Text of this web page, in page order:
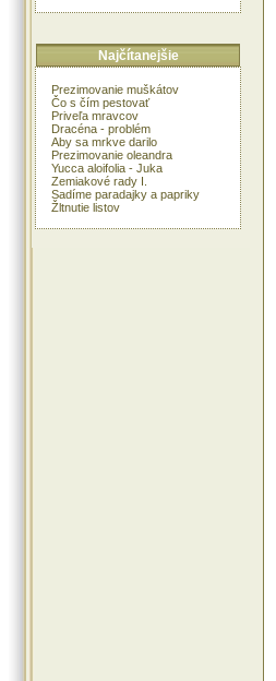
Najčítanejšie
Prezimovanie muškátov
Čo s čím pestovať
Priveľa mravcov
Dracéna - problém
Aby sa mrkve darilo
Prezimovanie oleandra
Yucca aloifolia - Juka
Zemiakové rady I.
Sadíme paradajky a papriky
Žltnutie listov